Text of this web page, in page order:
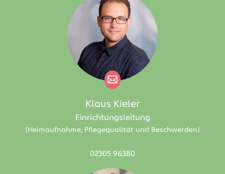
Klaus Kieler
Einrichtungsleitung
(Heimaufnahme, Pflegequalität und Beschwerden)
02305 96380